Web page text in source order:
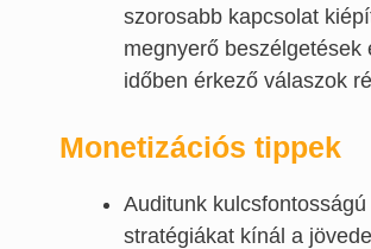
szorosabb kapcsolat
megnyerő beszélgetések
időben érkező válaszok
Monetizációs tippek
Auditunk kulcsfontosságú
stratégiákat kínál a